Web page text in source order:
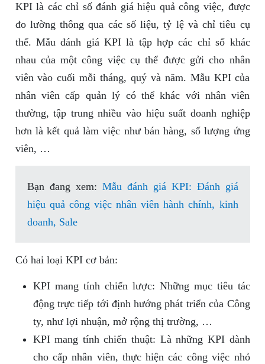
KPI là các chỉ số đánh giá hiệu quả công việc, được
đo lường thông qua các số liệu, tỷ lệ và chỉ tiêu cụ
thể. Mẫu đánh giá KPI là tập hợp các chỉ số khác
nhau của một công việc cụ thể được gửi cho nhân
viên vào cuối mỗi tháng, quý và năm. Mẫu KPI của
nhân viên cấp quản lý có thể khác với nhân viên
thường, tập trung nhiều vào hiệu suất doanh nghiệp
hơn là kết quả làm việc như bán hàng, số lượng ứng
viên, …
Bạn đang xem: Mẫu đánh giá KPI: Đánh giá
hiệu quả công việc nhân viên hành chính, kinh
doanh, Sale
Có hai loại KPI cơ bản:
KPI mang tính chiến lược: Những mục tiêu tác
động trực tiếp tới định hướng phát triển của Công
ty, như lợi nhuận, mở rộng thị trường, …
KPI mang tính chiến thuật: Là những KPI dành
cho cấp nhân viên, thực hiện các công việc nhỏ